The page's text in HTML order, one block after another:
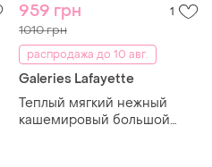
959 грн 1
1010 грн
распродажа до 10 авг.
Galeries Lafayette
Теплый мягкий нежный
кашемировый большой